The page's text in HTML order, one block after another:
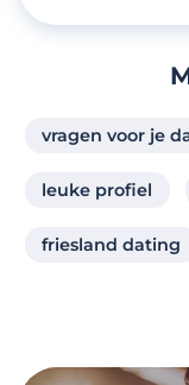
vragen voor je
leuke profiel
friesland dating